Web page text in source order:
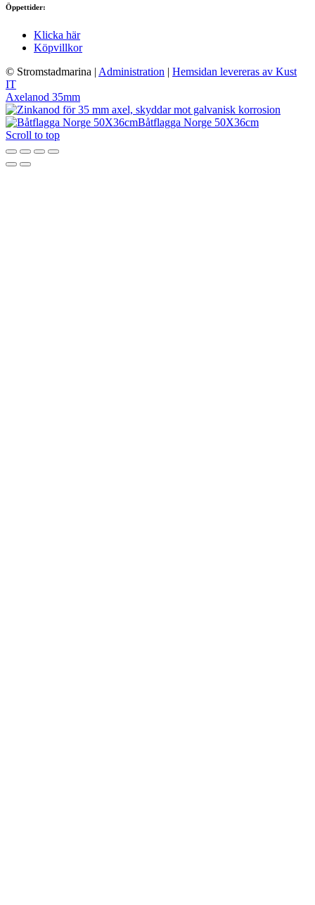
Öppettider:
Klicka här
Köpvillkor
© Stromstadmarina | Administration | Hemsidan levereras av Kust
IT
Axelanod 35mm
Båtflagga Norge 50X36cm
Scroll to top